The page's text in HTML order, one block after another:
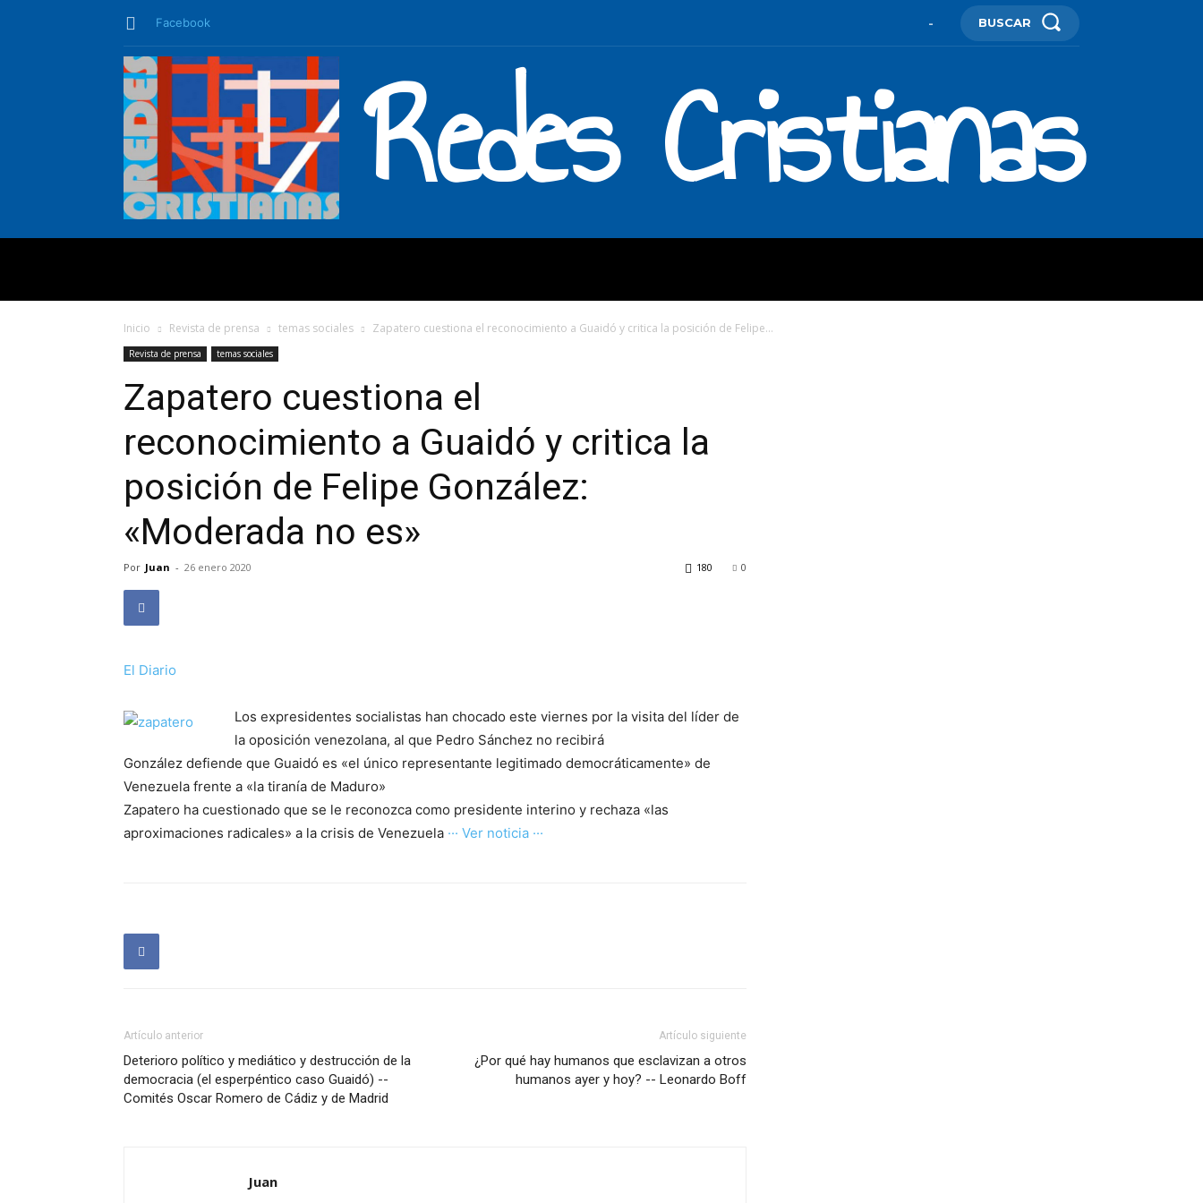
Facebook - BUSCAR
Redes Cristianas
Inicio Revista de prensa temas sociales Zapatero cuestiona el reconocimiento a Guaidó y critica la posición de Felipe...
Revista de prensa temas sociales
Zapatero cuestiona el
reconocimiento a Guaidó y critica la
posición de Felipe González:
«Moderada no es»
Por Juan - 26 enero 2020 0
180
El Diario
Los expresidentes socialistas han chocado este viernes por la visita del líder de
la oposición venezolana, al que Pedro Sánchez no recibirá
González defiende que Guaidó es «el único representante legitimado democráticamente» de
Venezuela frente a «la tiranía de Maduro»
Zapatero ha cuestionado que se le reconozca como presidente interino y rechaza «las
aproximaciones radicales» a la crisis de Venezuela ··· Ver noticia ···
Artículo anterior
Deterioro político y mediático y destrucción de la
democracia (el esperpéntico caso Guaidó) --
Comités Oscar Romero de Cádiz y de Madrid
Artículo siguiente
¿Por qué hay humanos que esclavizan a otros
humanos ayer y hoy? -- Leonardo Boff
Juan